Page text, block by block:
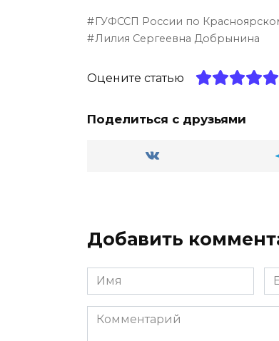
e
g
m
n
o
a
ni
a
ts
p
er п
р
в
ГУФССП России по
Лилия Сергеевна Добрынина
Оцените статью
Поделиться с друзьями
Добавить
Имя
Комментарий